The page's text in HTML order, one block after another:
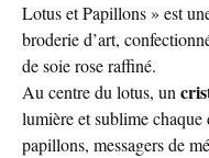
Lotus et Papillons » est
broderie d’art,
de soie rose raffiné.
Au centre du lotus, un
lumière et sublime
papillons, messagers de